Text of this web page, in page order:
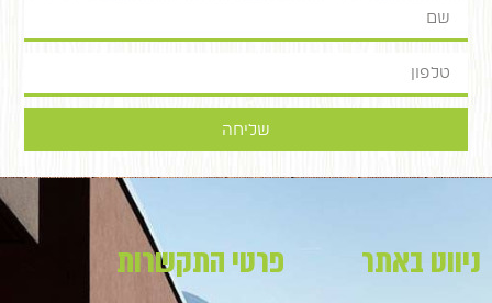
שליחה
ניווט באתר פרטי התקשרות